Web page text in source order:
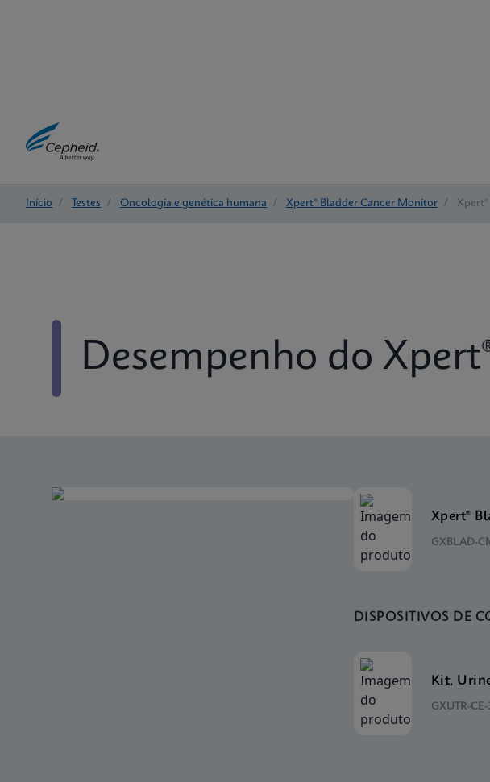
Início / Testes / Oncologia e genética humana / Xpert® Bladder Cancer Monitor /
Desempenho do
Xpert®
GXBLAD-
DISPOSITIVOS DE
Kit,
GXUTR-CE-